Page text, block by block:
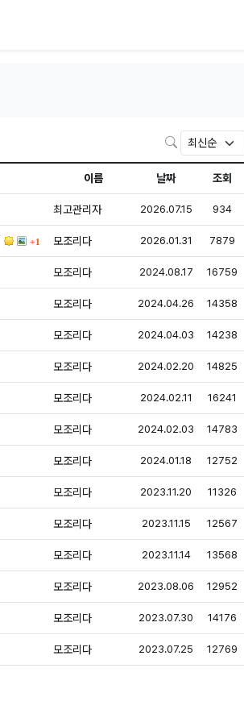
검색
이름 날짜 조회
최고관리자 2026.07.15등록 934조회
댓글
1 모조리다 2026.01.31 7879
모조리다 2024.08.17등록16759
모조리다 2024.04.26 등록14358
모조리다 2024.04.03 등록14238
모조리다 2024.02.20 등록14825
모조리다 2024.02.11 등록16241
모조리다 2024.02.03 등록14783
모조리다 2024.01.18 등록12752
모조리다 2023.11.20 등록11326
모조리다 2023.11.15등록12567
모조리다 2023.11.14등록13568
모조리다 2023.08.06 등록12952
모조리다 2023.07.30 등록14176
모조리다 2023.07.25 등록12769